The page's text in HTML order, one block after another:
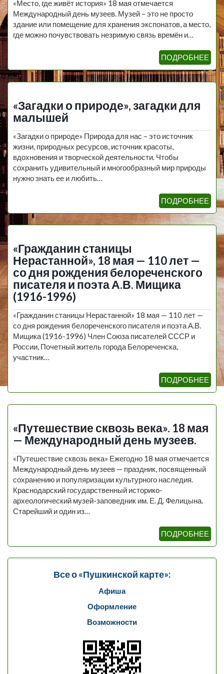
«Место, где живёт история» 18 мая отмечается
Международный день музеев. Музей – это не просто
здание или помещение для хранения экспонатов, а место,
где можно почувствовать незримую связь времён и…
ПОДРОБНЕЕ
«Загадки о природе», загадки для
малышей
«Загадки о природе» Природа для нас – это источник
жизни, природных ресурсов, источник красоты,
вдохновения и творческой деятельности. Чтобы
сохранить удивительный и многообразный мир природы
нужно знать ее и любить…
ПОДРОБНЕЕ
«Гражданин станицы
Нерастанной», 18 мая — 110 лет —
со дня рождения белореченского
писателя и поэта А.В. Мищика
(1916-1996)
«Гражданин станицы Нерастанной» 18 мая — 110 лет —
со дня рождения белореченского писателя и поэта А.В.
Мищика (1916-1996) Член Союза писателей СССР и
России, Почетный житель города Белореченска,
участник…
ПОДРОБНЕЕ
«Путешествие сквозь века». 18 мая
— Международный день музеев.
«Путешествие сквозь века» Ежегодно 18 мая отмечается
Международный день музеев — праздник, посвященный
сохранению и популяризации культурного наследия.
Краснодарский государственный историко-
археологический музей-заповедник им. Е. Д. Фелицына.
Старейший и один из…
ПОДРОБНЕЕ
Все о «Пушкинской карте»:
Афиша
Оформление
Возможности